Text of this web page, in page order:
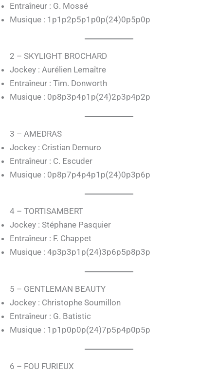
Entraîneur : G. Mossé
Musique : 1p1p2p5p1p0p(24)0p5p0p
2 – SKYLIGHT BROCHARD
Jockey : Aurélien Lemaître
Entraîneur : Tim. Donworth
Musique : 0p8p3p4p1p(24)2p3p4p2p
3 – AMEDRAS
Jockey : Cristian Demuro
Entraîneur : C. Escuder
Musique : 0p8p7p4p4p1p(24)0p3p6p
4 – TORTISAMBERT
Jockey : Stéphane Pasquier
Entraîneur : F. Chappet
Musique : 4p3p3p1p(24)3p6p5p8p3p
5 – GENTLEMAN BEAUTY
Jockey : Christophe Soumillon
Entraîneur : G. Batistic
Musique : 1p1p0p0p(24)7p5p4p0p5p
6 – FOU FURIEUX